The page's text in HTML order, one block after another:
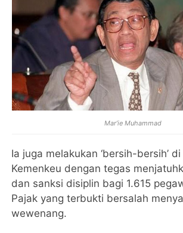
Mar’ie Muhammad
Ia juga melakukan ‘bersih-bersih’
Kemenkeu dengan tegas
dan sanksi disiplin bagi 1.615
Pajak yang terbukti bersalah
wewenang.